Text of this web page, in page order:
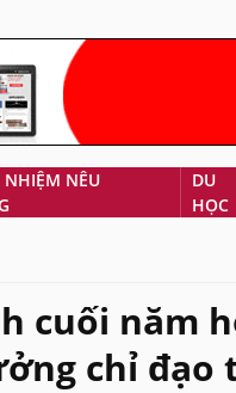
NHIỆM NÊU
DU
HỌC
cuối năm
chỉ đạo